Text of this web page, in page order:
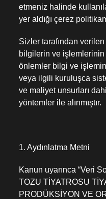
etmeniz halinde
yer aldığı çerez
Sizler tarafından
bilgilerin ve
önlemler bilgi ve
veya ilgili kuruluşca
ve maliyet unsurları
yöntemler ile alınmıştır.
1. Aydınlatma Metni
Kanun uyarınca “Veri
TOZU TİYATROSU
PRODÜKSİYON VE